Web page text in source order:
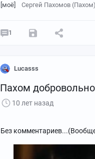
[моё] Сергей Пахомов (Пахом)
1
Lucasss
Пахом
10 лет назад
Без